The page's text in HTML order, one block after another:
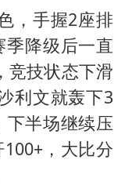
，手握2座排
季降级后一直
竞技状态下滑
利文就轰下3
下半场继续压
，大比分